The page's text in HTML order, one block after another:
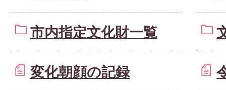
市内指定文化財一覧
変化朝顔の記録